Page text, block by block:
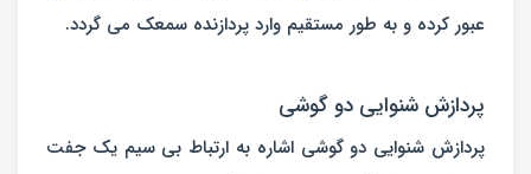
عبور کرده و به طور مستقیم وارد پردازنده سمعک می گردد.
پردازش شنوایی دو گوشی
پردازش شنوایی دو گوشی اشاره به ارتباط بی سیم یک جفت